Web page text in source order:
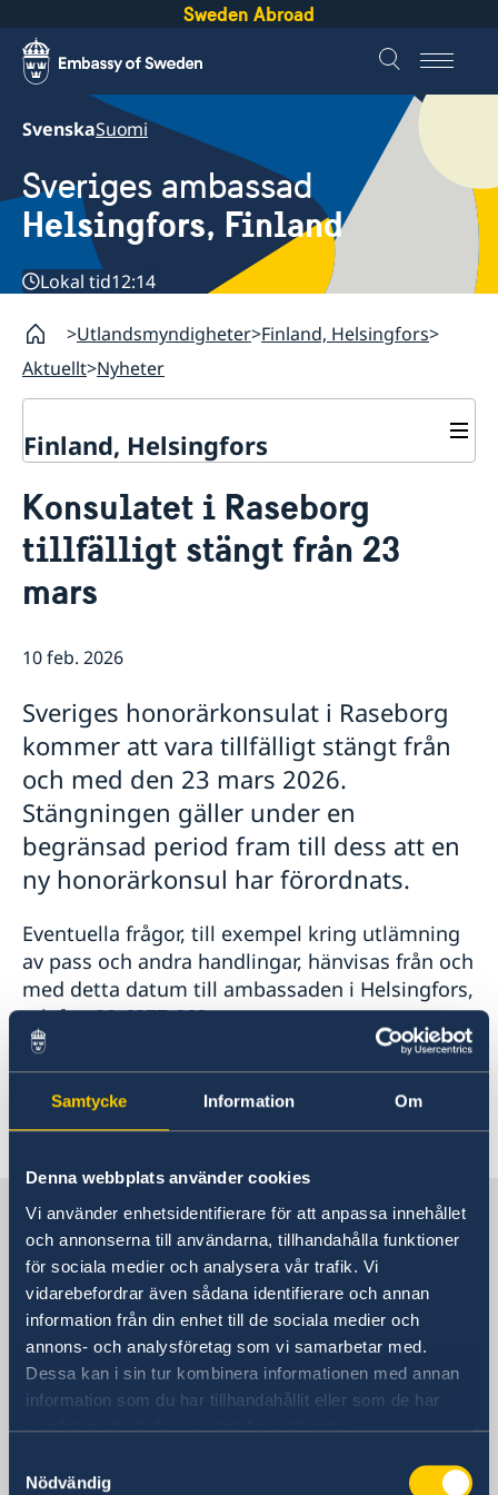
Samtycke Information Om
Denna webbplats använder cookies
Vi använder enhetsidentifierare för att anpassa innehållet
och annonserna till användarna, tillhandahålla funktioner
för sociala medier och analysera vår trafik. Vi
vidarebefordrar även sådana identifierare och annan
information från din enhet till de sociala medier och
annons- och analysföretag som vi samarbetar med.
Dessa kan i sin tur kombinera informationen med annan
information som du har tillhandahållit eller som de har
samlat in när du har använt deras tjänster.
Nödvändig
Sweden Abroad
SvenskaSuomi
Sveriges ambassad
Helsingfors, Finland
Lokal tid12:14
Utlandsmyndigheter Finland, Helsingfors
Aktuellt Nyheter
Finland, Helsingfors
Om oss
Ambassadören
Ambassadbyggnadens historia
Tidigare ambassadörer
Så stöttar vi svenska företag
Vi är en resurs för svenska företag
Team Sweden
Svenska företag i Finland
Aktuellt
Konsulatet i Raseborg
tillfälligt stängt från 23
mars
10 feb. 2026
Sveriges honorärkonsulat i Raseborg
kommer att vara tillfälligt stängt från
och med den 23 mars 2026.
Stängningen gäller under en
begränsad period fram till dess att en
ny honorärkonsul har förordnats.
Eventuella frågor, till exempel kring utlämning
av pass och andra handlingar, hänvisas från och
med detta datum till ambassaden i Helsingfors,
telefon 09-6877 660, e-post
ambassaden.helsingfors@gov.se
Sverige i Finland, Helsingfors
Sveriges ambassad
Besöksadress
Norra esplanaden 7
Helsingfors
PB 168